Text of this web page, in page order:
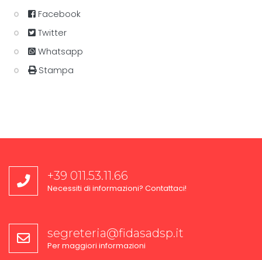
Facebook
Twitter
Whatsapp
Stampa
+39 011.53.11.66
Necessiti di informazioni? Contattaci!
segreteria@fidasadsp.it
Per maggiori informazioni